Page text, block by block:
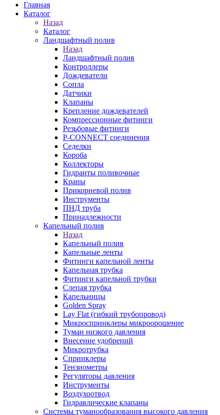
Главная
Каталог
Назад
Каталог
Ландшафтный полив
Назад
Ландшафтный полив
Контроллеры
Дождеватели
Сопла
Датчики
Клапаны
Крепление дождевателей
Компрессионные фитинги
Резьбовые фитинги
P-CONNECT соединения
Седелки
Короба
Коллекторы
Гидранты поливочные
Краны
Прикорневой полив
Инструменты
ПНД труба
Принадлежности
Капельный полив
Назад
Капельный полив
Капельные ленты
Фитинги капельной ленты
Капельная трубка
Фитинги капельной трубки
Слепая трубка
Капельницы
Golden Spray
Lay Flat (гибкий трубопровод)
Микроспринклеры микроорошение
Туман низкого давления
Внесение удобрений
Микротрубка
Спринклеры
Тензиометры
Регуляторы давления
Инструменты
Воздухоотвод
Гидравлические клапаны
Системы туманообразования высокого давления